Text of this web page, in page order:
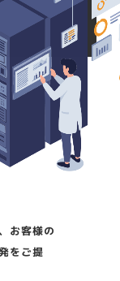
お客様の
をご提